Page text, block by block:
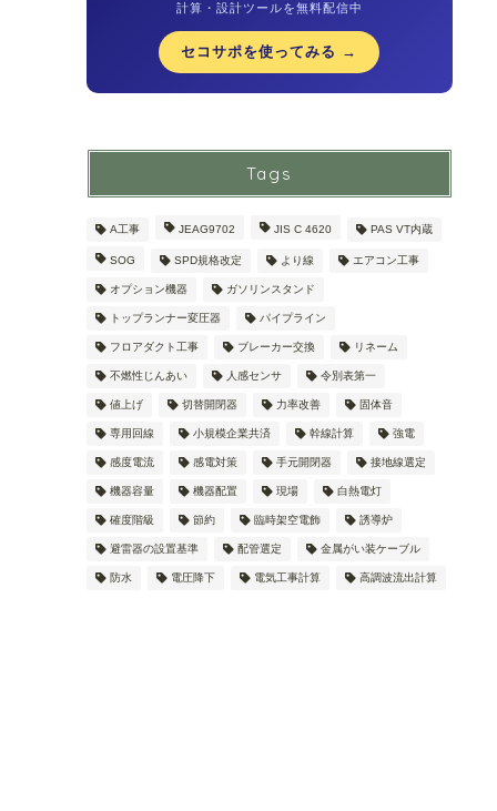
計算・設計ツールを無料配信中
セコサポを使ってみる →
Tags
A工事 JEAG9702 JIS C 4620 PAS VT内蔵
SOG SPD規格改定 より線 エアコン工事
オプション機器 ガソリンスタンド
トップランナー変圧器 パイプライン
フロアダクト工事 ブレーカー交換 リネーム
不燃性じんあい 人感センサ 令別表第一
値上げ 切替開閉器 力率改善 固体音
専用回線 小規模企業共済 幹線計算 強電
感度電流 感電対策 手元開閉器 接地線選定
機器容量 機器配置 現場 白熱電灯
確度階級 節約 臨時架空電飾 誘導炉
避雷器の設置基準 配管選定 金属がい装ケーブル
防水 電圧降下 電気工事計算 高調波流出計算